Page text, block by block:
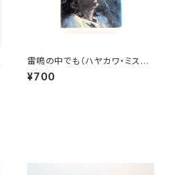
雷鳴の中でも（ハヤカワ・ミステ
リ文庫）
¥700